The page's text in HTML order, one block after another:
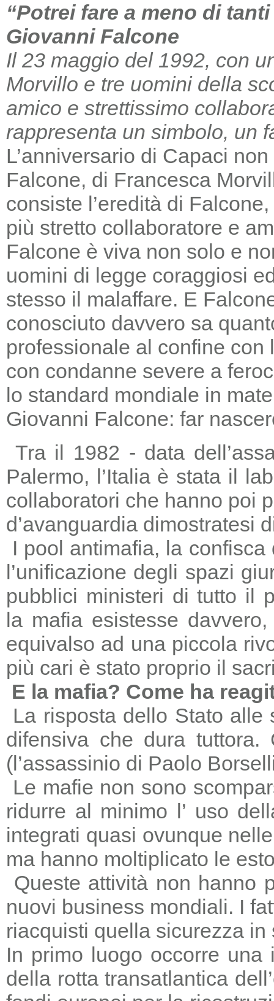
“Potrei fare a meno di
Giovanni Falcone
Il 23 maggio del 1992, con
Morvillo e tre uomini della
amico e strettissimo
rappresenta un simbolo, un
L’anniversario di Capaci
Falcone, di Francesca
consiste l’eredità di
più stretto collaboratore e
Falcone è viva non solo e
uomini di legge coraggiosi
stesso il malaffare. E
conosciuto davvero sa
professionale al confine
con condanne severe a
lo standard mondiale in
Giovanni Falcone: far
Tra il 1982 - data
Palermo, l’Italia è stata il
collaboratori che hanno poi
d’avanguardia dimostratesi
I pool antimafia, la
l’unificazione degli spazi
pubblici ministeri di tutto il
la mafia esistesse
equivalso ad una piccola
più cari è stato proprio il
E la mafia? Come ha
La risposta dello Stato alle
difensiva che dura
(l’assassinio di Paolo
Le mafie non sono
ridurre al minimo l’ uso
integrati quasi ovunque
ma hanno moltiplicato le
Queste attività non hanno
nuovi business mondiali. I
riacquisti quella sicurezza
In primo luogo occorre
della rotta transatlantica